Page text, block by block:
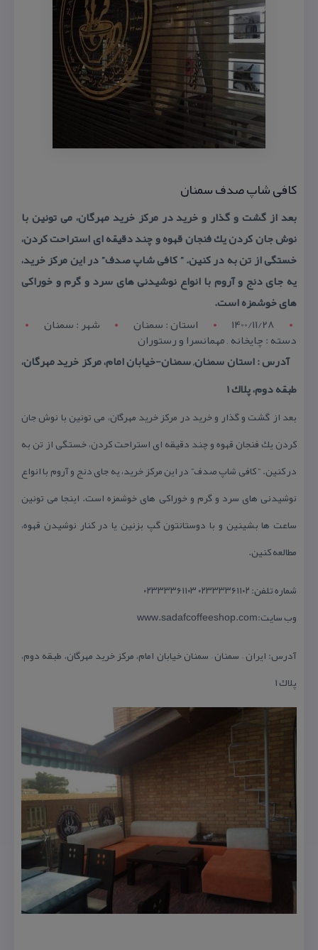
كافی شاپ صدف سمنان
بعد از گشت و گذار و خرید در مركز خرید مهرگان، می تونین با
نوش جان كردن یك فنجان قهوه و چند دقیقه ای استراحت كردن،
خستگی از تن به در كنین. ” كافی شاپ صدف” در این مركز خرید،
یه جای دنج و آروم با انواع نوشیدنی های سرد و گرم و خوراكی
های خوشمزه است.
1400/11/28
استان : سمنان شهر : سمنان
دسته : چایخانه , مهمانسرا و رستوران
آدرس : استان سمنان, سمنان-خیابان امام، مركز خرید مهرگان،
طبقه دوم، پلاك ۱
بعد از گشت و گذار و خرید در مركز خرید مهرگان، می تونین با نوش جان
كردن یك فنجان قهوه و چند دقیقه ای استراحت كردن، خستگی از تن به
در كنین. ” كافی شاپ صدف” در این مركز خرید، یه جای دنج و آروم با انواع
نوشیدنی های سرد و گرم و خوراكی های خوشمزه است. اینجا می تونین
ساعت ها بشینین و با دوستانتون گپ بزنین یا در كنار نوشیدن قهوه،
مطالعه كنین.
شماره تلفن: ۰۲۳۳۳۳۶۱۱۰۲ ۰۲۳۳۳۳۶۱۱۰۳
وب سایت:www.sadafcoffeeshop.com
آدرس: ایران – سمنان – سمنان خیابان امام، مركز خرید مهرگان، طبقه دوم،
پلاك ۱